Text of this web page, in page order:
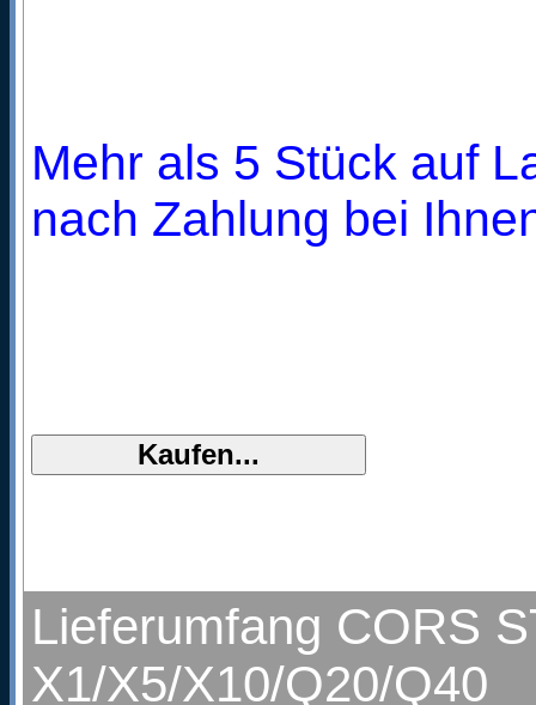
Mehr als 5 Stück auf
nach Zahlung bei
Lieferumfang CORS
X1/X5/X10/Q20/Q40